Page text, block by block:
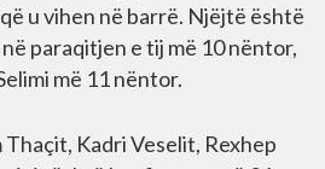
u vihen në barrë. Njëjtë është
paraqitjen e tij më 10 nëntor,
më 11 nëntor.
Kadri Veselit, Rexhep